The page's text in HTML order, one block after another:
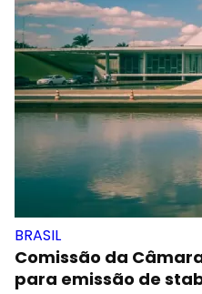
BRASIL
Comissão da
para emissão de